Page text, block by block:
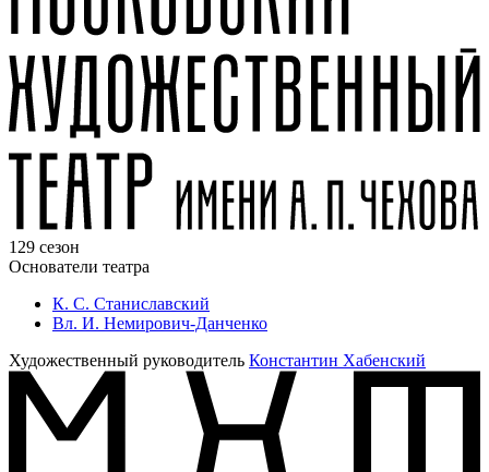
129 сезон
Основатели театра
К. С. Станиславский
Вл. И. Немирович-Данченко
Художественный руководитель Константин Хабенский